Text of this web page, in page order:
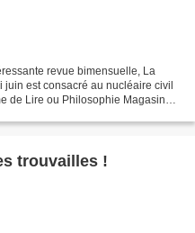
revue bimensuelle, La
juin est consacré au nucléaire civil
de Lire ou Philosophie Magasine,
trouvailles !